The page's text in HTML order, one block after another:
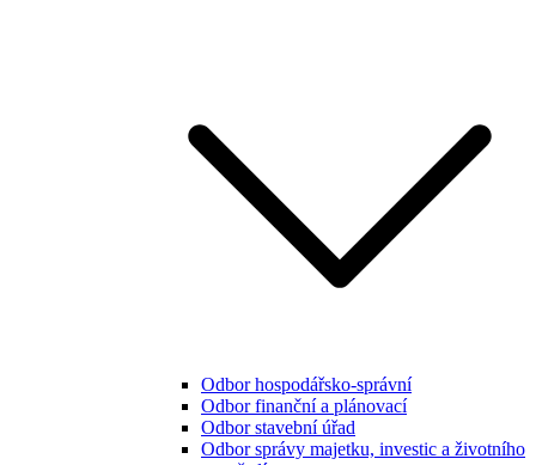
Odbor hospodářsko-správní
Odbor finanční a plánovací
Odbor stavební úřad
Odbor správy majetku, investic a životního